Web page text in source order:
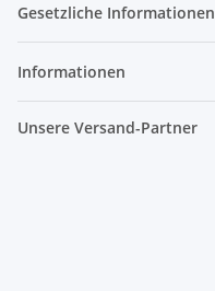
Gesetzliche Informationen
Informationen
Unsere Versand-Partner